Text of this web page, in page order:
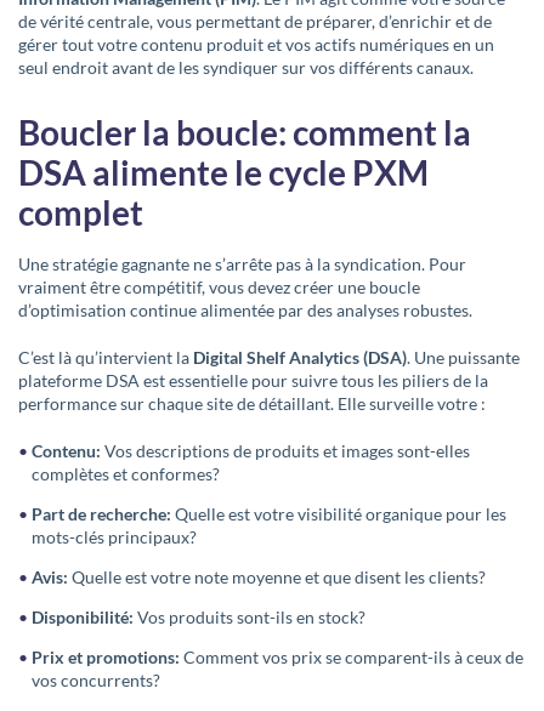
de vérité centrale, vous permettant de préparer, d’enrichir et de
gérer tout votre contenu produit et vos actifs numériques en un
seul endroit avant de les syndiquer sur vos différents canaux.
Boucler la boucle: comment la
DSA alimente le cycle PXM
complet
Une stratégie gagnante ne s’arrête pas à la syndication. Pour
vraiment être compétitif, vous devez créer une boucle
d’optimisation continue alimentée par des analyses robustes.
C’est là qu’intervient la Digital Shelf Analytics (DSA). Une puissante
plateforme DSA est essentielle pour suivre tous les piliers de la
performance sur chaque site de détaillant. Elle surveille votre :
Contenu: Vos descriptions de produits et images sont-elles
complètes et conformes?
Part de recherche: Quelle est votre visibilité organique pour les
mots-clés principaux?
Avis: Quelle est votre note moyenne et que disent les clients?
Disponibilité: Vos produits sont-ils en stock?
Prix et promotions: Comment vos prix se comparent-ils à ceux de
vos concurrents?